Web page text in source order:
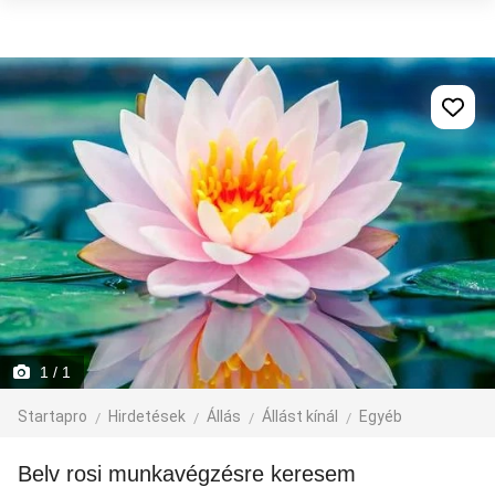
1 / 1
Startapro Hirdetések Állás Állást kínál Egyéb
Belv rosi munkavégzésre keresem